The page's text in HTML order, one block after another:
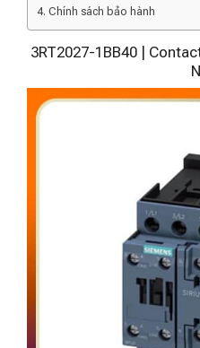
Chính sách bảo hành
3RT2027-1BB40 |